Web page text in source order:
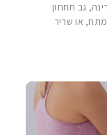
גב תחתון
או שריר